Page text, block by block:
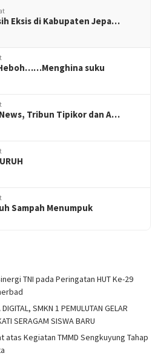
Eksis di Kabupaten Jepa…
suku
Tribun Tipikor dan A…
Sampah Menumpuk
TNI pada Peringatan HUT Ke-29
SMKN 1 PEMULUTAN GELAR
SERAGAM SISWA BARU
atas Kegiatan TMMD Sengkuyung Tahap